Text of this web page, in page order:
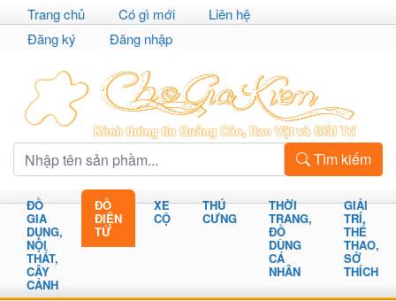
Trang chủ Có gì mới
Liên hệ
Đăng ký
Đăng nhập
Tìm kiếm
ĐỒ
GIA
DỤNG,
NỘI
THẤT,
CÂY
CẢNH
ĐỒ
ĐIỆN
TỬ
XE
CỘ
THÚ
CƯNG
THỜI
TRANG,
ĐỒ
DÙNG
CÁ
NHÂN
GIẢI
TRÍ,
THỂ
THAO,
SỞ
THÍCH